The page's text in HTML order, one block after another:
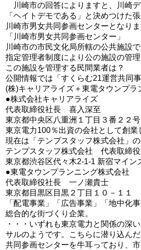
川崎市の回答によりますと、川崎デ
「ヘイトデモである」と決めつけた
川崎市男女共同参画センターとなりま
「川崎市男女共同参画センター」
川崎市の市民文化局所轄の公共施設
指定管理者制度により公の施設の管理
この施設を管理する民間業者は？
公開情報では「すくらむ21運営共同事
(株)キャリアライズ＋東電タウンプラ
●株式会社キャリアライズ
代表取締役社長 喜入深至
東京都中央区八重洲１丁目３番２２号
東京電力100％出資の会社として創業
現在は「テンプスタッフ株式会社」の
テンプスタッフ株式会社 代表取締
東京都渋谷区代々木2-1-1 新宿マイン
●東電タウンプランニング株式会社
代表取締役社長 一ノ瀬貴士
東京都目黒区目黒２丁目１０－１１
「配電事業」「広告事業」「地中化
総合的な街づくり企業。
・・・いずれも東京電力と関係の深
サルのようです。こちらに潜り込ん
共同参画センターを牛耳っており、